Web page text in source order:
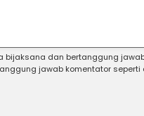
bijaksana dan bertanggung
jawab komentator seperti